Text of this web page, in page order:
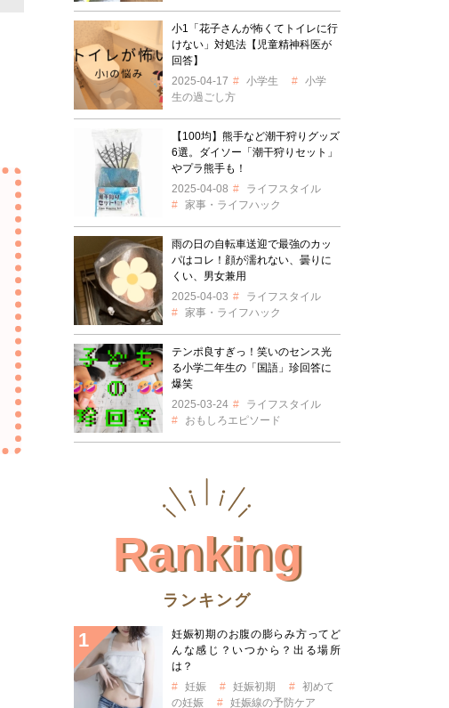
小1「花子さんが怖くてトイレに行
けない」対処法【児童精神科医が
回答】
2025-04-17
小学生
小学
生の過ごし方
【100均】熊手など潮干狩りグッズ
6選。ダイソー「潮干狩りセット」
やプラ熊手も！
2025-04-08
ライフスタイル
家事・ライフハック
雨の日の自転車送迎で最強のカッ
パはコレ！顔が濡れない、曇りに
くい、男女兼用
2025-04-03
ライフスタイル
家事・ライフハック
テンポ良すぎっ！笑いのセンス光
る小学二年生の「国語」珍回答に
爆笑
2025-03-24
ライフスタイル
おもしろエピソード
Ranking
ランキング
妊娠初期のお腹の膨らみ方ってど
んな感じ？いつから？出る場所
は？
妊娠
妊娠初期
初めて
の妊娠
妊娠線の予防ケア